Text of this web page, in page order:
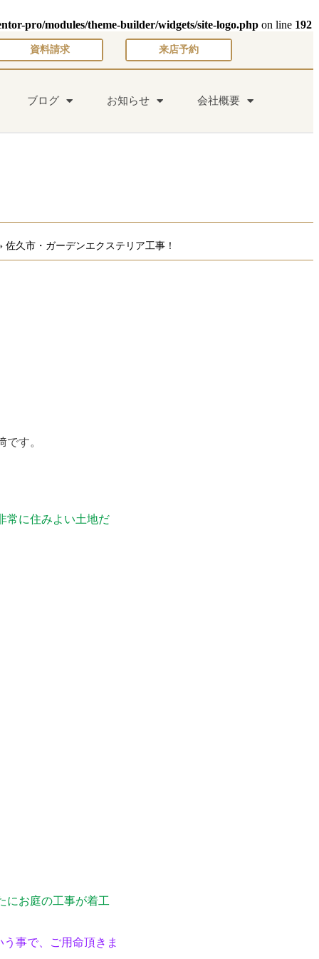
pro/modules/theme-builder/widgets/site-logo.php on line 192
資料請求 来店予約
ブログ お知らせ 会社概要
佐久市・ガーデンエクステリア工事！
す。
常に住みよい土地だ
にお庭の工事が着工
事で、ご用命頂きま